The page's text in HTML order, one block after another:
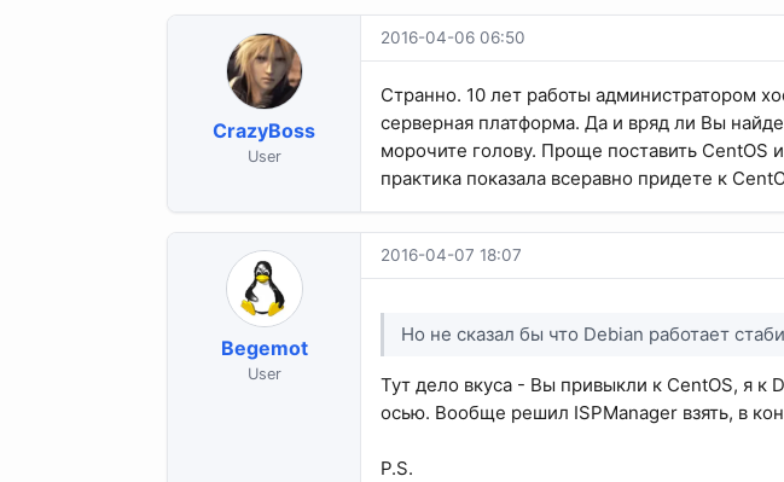
CrazyBoss
User
2016-04-06 06:50
Странно. 10 лет работы администратором
серверная платформа. Да и вряд ли Вы
морочите голову. Проще поставить CentOS
практика показала всеравно придете к
Begemot
User
2016-04-07 18:07
Но не сказал бы что Debian работает
Тут дело вкуса - Вы привыкли к CentOS, я к
осью. Вообще решил ISPManager взять, в
P.S.